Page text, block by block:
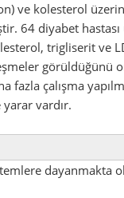
ve kolesterol
64 diyabet
trigliserit ve
görüldüğünü
fazla çalışma
vardır.
dayanmakta